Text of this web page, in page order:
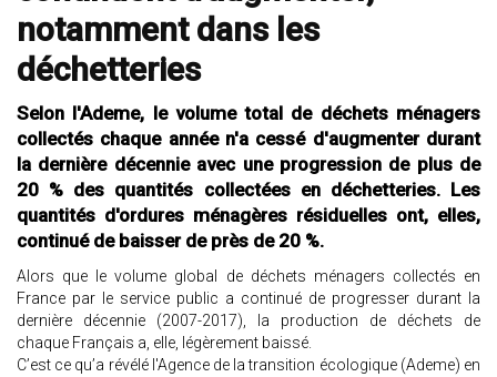
notamment dans les
déchetteries
Selon l'Ademe, le volume total de déchets ménagers
collectés chaque année n'a cessé d'augmenter durant
la dernière décennie avec une progression de plus de
20 % des quantités collectées en déchetteries. Les
quantités d'ordures ménagères résiduelles ont, elles,
continué de baisser de près de 20 %.
Alors que le volume global de déchets ménagers collectés en
France par le service public a continué de progresser durant la
dernière décennie (2007-2017), la production de déchets de
chaque Français a, elle, légèrement baissé.
C’est ce qu’a révélé l'Agence de la transition écologique (Ademe) en